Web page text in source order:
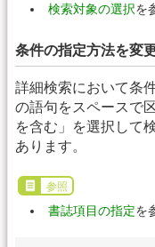
検索対象の選択を
条件の指定方法を変
詳細検索において条
の語句をスペースで
を含む」を選択して
あります。
参照
書誌項目の指定を